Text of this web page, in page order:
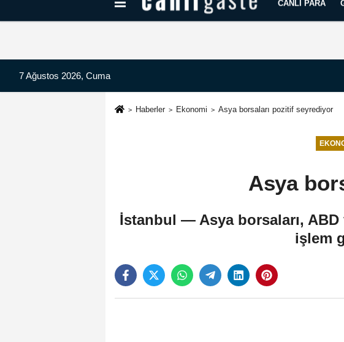
Kayseri Haberleri Can Radyo Dinle
CANLI PARA
7 Ağustos 2026, Cuma
Haberler Ekonomi Asya borsaları pozitif seyrediyor
Asya
İstanbul — Asya borsaları, ABD
işlem